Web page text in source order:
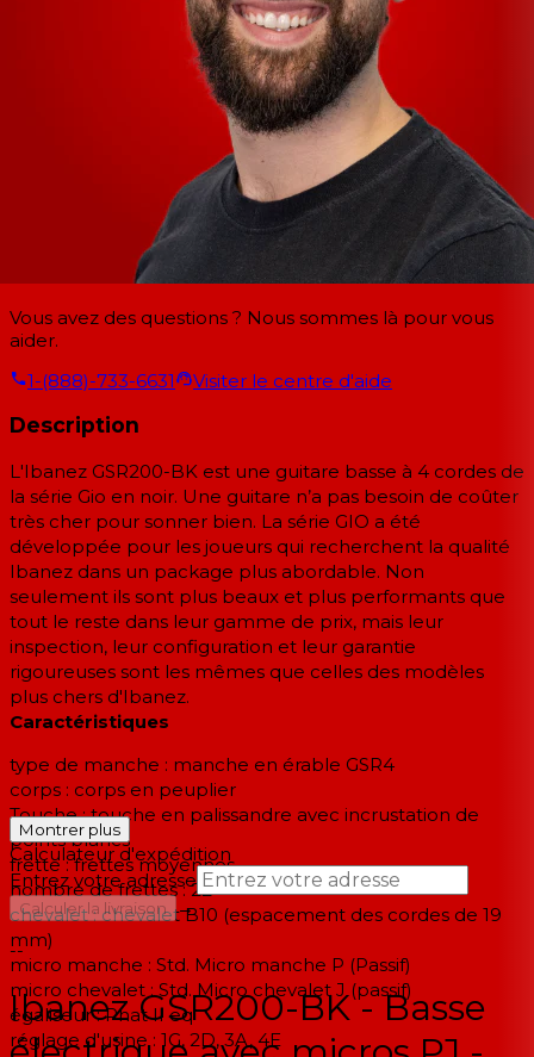
Vous avez des questions ? Nous sommes là pour vous
aider.
1-(888)-733-6631
Visiter le centre d'aide
Description
L'Ibanez GSR200-BK est une guitare basse à 4 cordes de
la série Gio en noir. Une guitare n’a pas besoin de coûter
très cher pour sonner bien. La série GIO a été
développée pour les joueurs qui recherchent la qualité
Ibanez dans un package plus abordable. Non
seulement ils sont plus beaux et plus performants que
tout le reste dans leur gamme de prix, mais leur
inspection, leur configuration et leur garantie
rigoureuses sont les mêmes que celles des modèles
plus chers d'Ibanez.
Caractéristiques
type de manche : manche en érable GSR4
corps : corps en peuplier
Touche : touche en palissandre avec incrustation de
points blancs
frette : frettes moyennes
nombre de frettes : 22
chevalet : chevalet B10 (espacement des cordes de 19
mm)
micro manche : Std. Micro manche P (Passif)
micro chevalet : Std. Micro chevalet J (passif)
égaliseur : Phat II eq
réglage d'usine : 1G, 2D, 3A, 4E
Montrer plus
Calculateur d'expédition
Entrez votre adresse
Calculer la livraison →
--
Ibanez GSR200-BK - Basse